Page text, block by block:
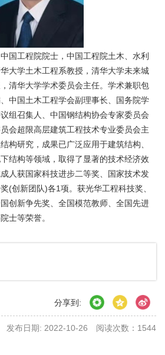
国工程院院士，中国工程院土木、水利
大学土木工程系教授，清华大学未来城
清华大学学术委员会主任。学术兼职包
中国土木工程学会副理事长、国务院学
组召集人、中国钢结构协会专家委员会
会超限高层建筑工程技术专业委员会主
构研究，成果已广泛应用于建筑结构、
结构等领域，取得了显著的技术经济效
人获国家科技进步二等奖、国家技术发
(创新团队)各1项。获光华工程科技奖、
创新争先奖、全国模范教师、全国先进
士等荣誉。
分享到:
发布日期: 2022-10-26 阅读次数： 1544